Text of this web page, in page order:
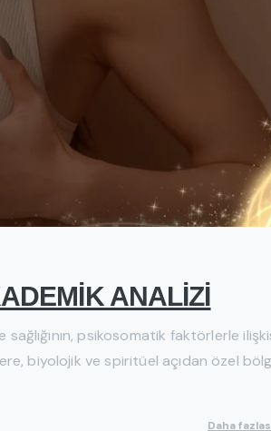
ANALİZİ
psikosomatik faktörlerle
biyolojik ve spiritüel açıdan özel
Daha